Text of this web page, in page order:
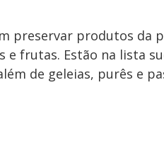
preservar produtos da
frutas. Estão na lista
de geleias, purês e